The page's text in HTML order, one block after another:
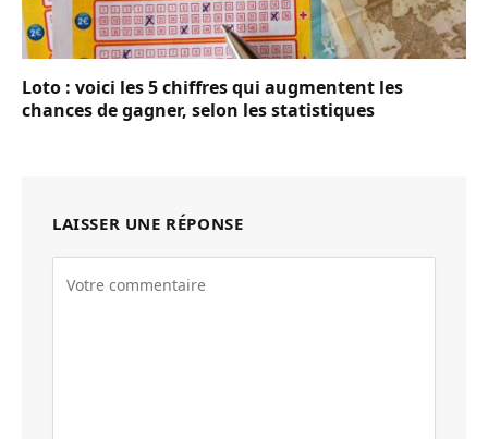
Loto : voici les 5 chiffres qui augmentent les
chances de gagner, selon les statistiques
LAISSER UNE RÉPONSE